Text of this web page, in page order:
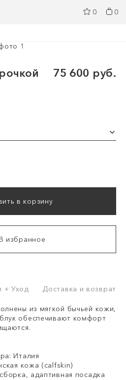
0 0
75 600 руб.
в корзину
В избранное
+ Уход Доставка и возврат
из мягкой бычьей кожи,
обеспечивают комфорт
Италия
кожа (calfskin)
адаптивная посадка